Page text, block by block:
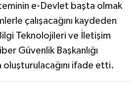
e-Devlet başta olmak
çalışacağını kaydeden
Teknolojileri ve İletişim
Güvenlik Başkanlığı
ifade etti.